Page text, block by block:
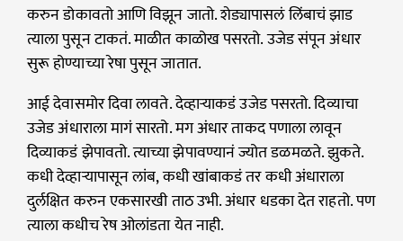
करुन डोकावतो आणि विझून जातो. शेड्यापासलं लिंबाचं झाड
त्याला पुसून टाकतं. माळीत काळोख पसरतो. उजेड संपून अंधार
सुरू होण्याच्या रेषा पुसून जातात.
आई देवासमोर दिवा लावते. देव्हाऱ्याकडं उजेड पसरतो. दिव्याचा
उजेड अंधाराला मागं सारतो. मग अंधार ताकद पणाला लावून
दिव्याकडं झेपावतो. त्याच्या झेपावण्यानं ज्योत डळमळते. झुकते.
कधी देव्हाऱ्यापासून लांब, कधी खांबाकडं तर कधी अंधाराला
दुर्लक्षित करुन एकसारखी ताठ उभी. अंधार धडका देत राहतो. पण
त्याला कधीच रेष ओलांडता येत नाही.